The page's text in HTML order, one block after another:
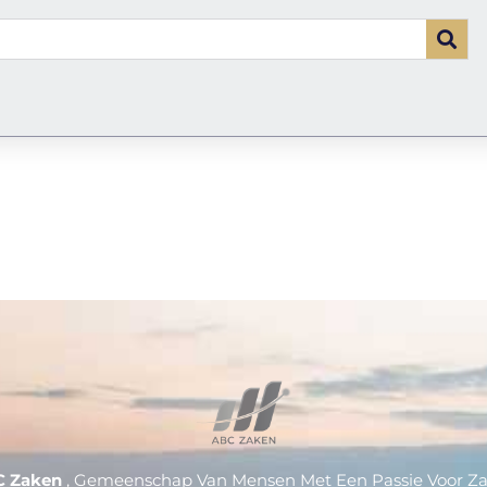
Zaken , Gemeenschap Van Mensen Met Een Passie Voor